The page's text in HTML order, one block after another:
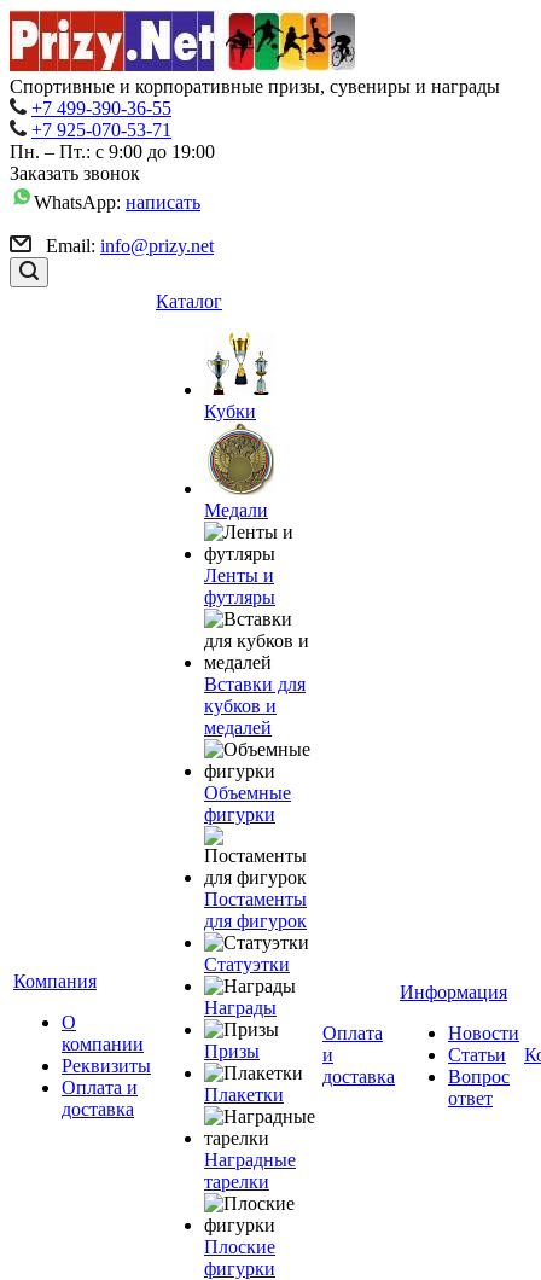
Спортивные и корпоративные призы, сувениры и награды
+7 499-390-36-55
+7 925-070-53-71
Пн. – Пт.: с 9:00 до 19:00
Заказать звонок
WhatsApp: написать
Email: info@prizy.net
Компания
О
компании
Реквизиты
Оплата и
доставка
Каталог
Кубки
Медали
Ленты и
футляры
Вставки для
кубков и
медалей
Объемные
фигурки
Постаменты
для фигурок
Статуэтки
Награды
Призы
Плакетки
Наградные
тарелки
Плоские
фигурки
Оплата
и
доставка
Информация
Новости
Статьи
Вопрос
ответ